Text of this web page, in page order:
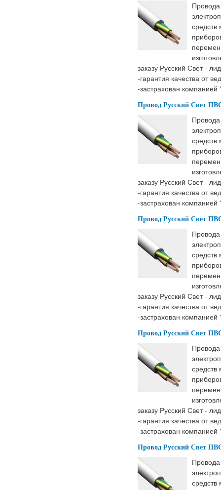
заказу Русский Свет -
-гарантия качества от
-застрахован компанией
Провод Русский Свет
заказу Русский Свет -
-гарантия качества от
-застрахован компанией
Провод Русский Свет
заказу Русский Свет -
-гарантия качества от
-застрахован компанией
Провод Русский Свет
заказу Русский Свет -
-гарантия качества от
-застрахован компанией
Провод Русский Свет